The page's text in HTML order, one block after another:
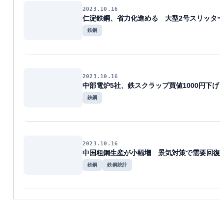
2023.10.16
仁淀鉄鋼、省力化進める 大型2号スリッタ
鉄鋼
2023.10.16
中部電炉5社、鉄スクラップ買値1000円下げ
鉄鋼
2023.10.16
中国粗鋼生産が小幅増 景気対策で需要回
鉄鋼 鉄鋼統計